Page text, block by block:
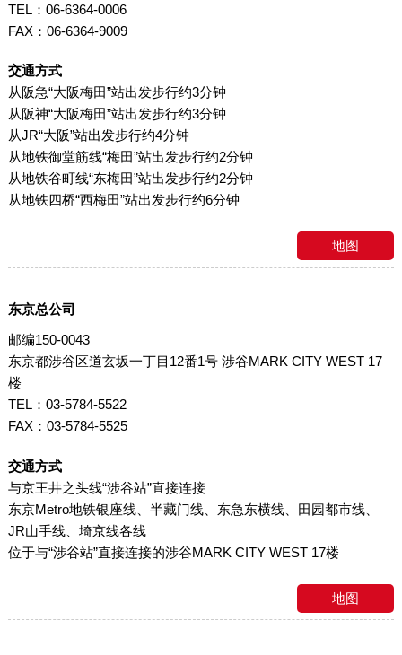
TEL：06-6364-0006
FAX：06-6364-9009
交通方式
从阪急“大阪梅田”站出发步行约3分钟
从阪神“大阪梅田”站出发步行约3分钟
从JR“大阪”站出发步行约4分钟
从地铁御堂筋线“梅田”站出发步行约2分钟
从地铁谷町线“东梅田”站出发步行约2分钟
从地铁四桥“西梅田”站出发步行约6分钟
地图
东京总公司
邮编150-0043
东京都涉谷区道玄坂一丁目12番1号 涉谷MARK CITY WEST 17
楼
TEL：03-5784-5522
FAX：03-5784-5525
交通方式
与京王井之头线“涉谷站”直接连接
东京Metro地铁银座线、半藏门线、东急东横线、田园都市线、
JR山手线、埼京线各线
位于与“涉谷站”直接连接的涉谷MARK CITY WEST 17楼
地图